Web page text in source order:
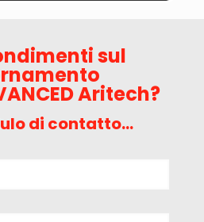
sul
Aritech?
di contatto...